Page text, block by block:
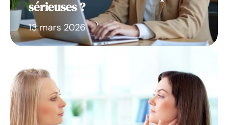
sérieuses ?
13 mars 2026